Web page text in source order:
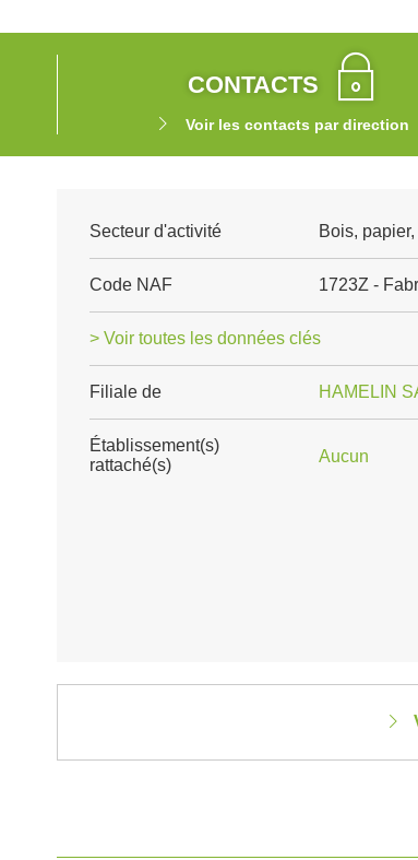
CONTACTS
Voir les contacts par direction
Secteur d'activité Bois,
Code NAF 1723Z -
> Voir toutes les données clés
Filiale de HAMELIN
Établissement(s)
rattaché(s)
Aucun